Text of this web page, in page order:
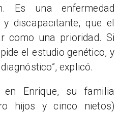
Es una enfermedad
discapacitante, que el
como una prioridad. Si
el estudio genético, y
stico”, explicó.
Enrique, su familia
hijos y cinco nietos)